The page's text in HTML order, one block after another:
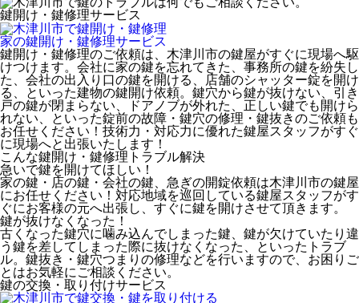
鍵開け・鍵修理サービス
家の鍵開け・鍵修理サービス
鍵開け・鍵修理のご依頼は、木津川市の鍵屋がすぐに現場へ駆
けつけます。会社に家の鍵を忘れてきた、事務所の鍵を紛失し
た、会社の出入り口の鍵を開ける、店舗のシャッター錠を開け
る、といった建物の鍵開け依頼。鍵穴から鍵が抜けない、引き
戸の鍵が閉まらない、ドアノブが外れた、正しい鍵でも開けら
れない、といった錠前の故障・鍵穴の修理・鍵抜きのご依頼も
お任せください！技術力・対応力に優れた鍵屋スタッフがすぐ
に現場へと出張いたします！
こんな鍵開け・鍵修理トラブル解決
急いで鍵を開けてほしい！
家の鍵・店の鍵・会社の鍵、急ぎの開錠依頼は木津川市の鍵屋
にお任せください！対応地域を巡回している鍵屋スタッフがす
ぐにお客様の元へ出張し、すぐに鍵を開けさせて頂きます。
鍵が抜けなくなった！
古くなった鍵穴に噛み込んでしまった鍵、鍵が欠けていたり違
う鍵を差してしまった際に抜けなくなった、といったトラブ
ル。鍵抜き・鍵穴つまりの修理などを行いますので、お困りご
とはお気軽にご相談ください。
鍵の交換・取り付けサービス